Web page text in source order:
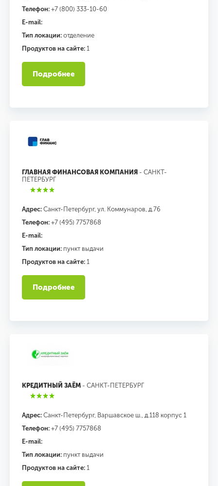
Телефон: +7 (800) 333-10-60
E-mail:
Тип локации: отделение
Продуктов на сайте: 1
Подробнее
ГЛАВНАЯ ФИНАНСОВАЯ КОМПАНИЯ - САНКТ-
ПЕТЕРБУРГ
Адрес: Санкт-Петербург, ул. Коммунаров, д.76
Телефон: +7 (495) 7757868
E-mail:
Тип локации: пункт выдачи
Продуктов на сайте: 1
Подробнее
КРЕДИТНЫЙ ЗАЁМ - САНКТ-ПЕТЕРБУРГ
Адрес: Санкт-Петербург, Варшавское ш., д.118 корпус 1
Телефон: +7 (495) 7757868
E-mail:
Тип локации: пункт выдачи
Продуктов на сайте: 1